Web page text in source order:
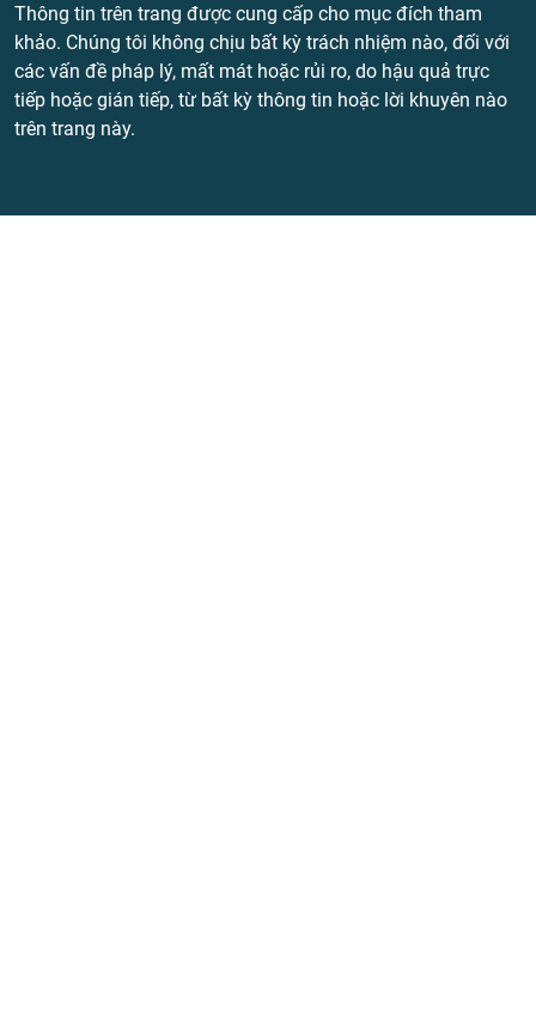
Thông tin trên trang được cung cấp cho mục đích tham
khảo. Chúng tôi không chịu bất kỳ trách nhiệm nào, đối với
các vấn đề pháp lý, mất mát hoặc rủi ro, do hậu quả trực
tiếp hoặc gián tiếp, từ bất kỳ thông tin hoặc lời khuyên nào
trên trang này.